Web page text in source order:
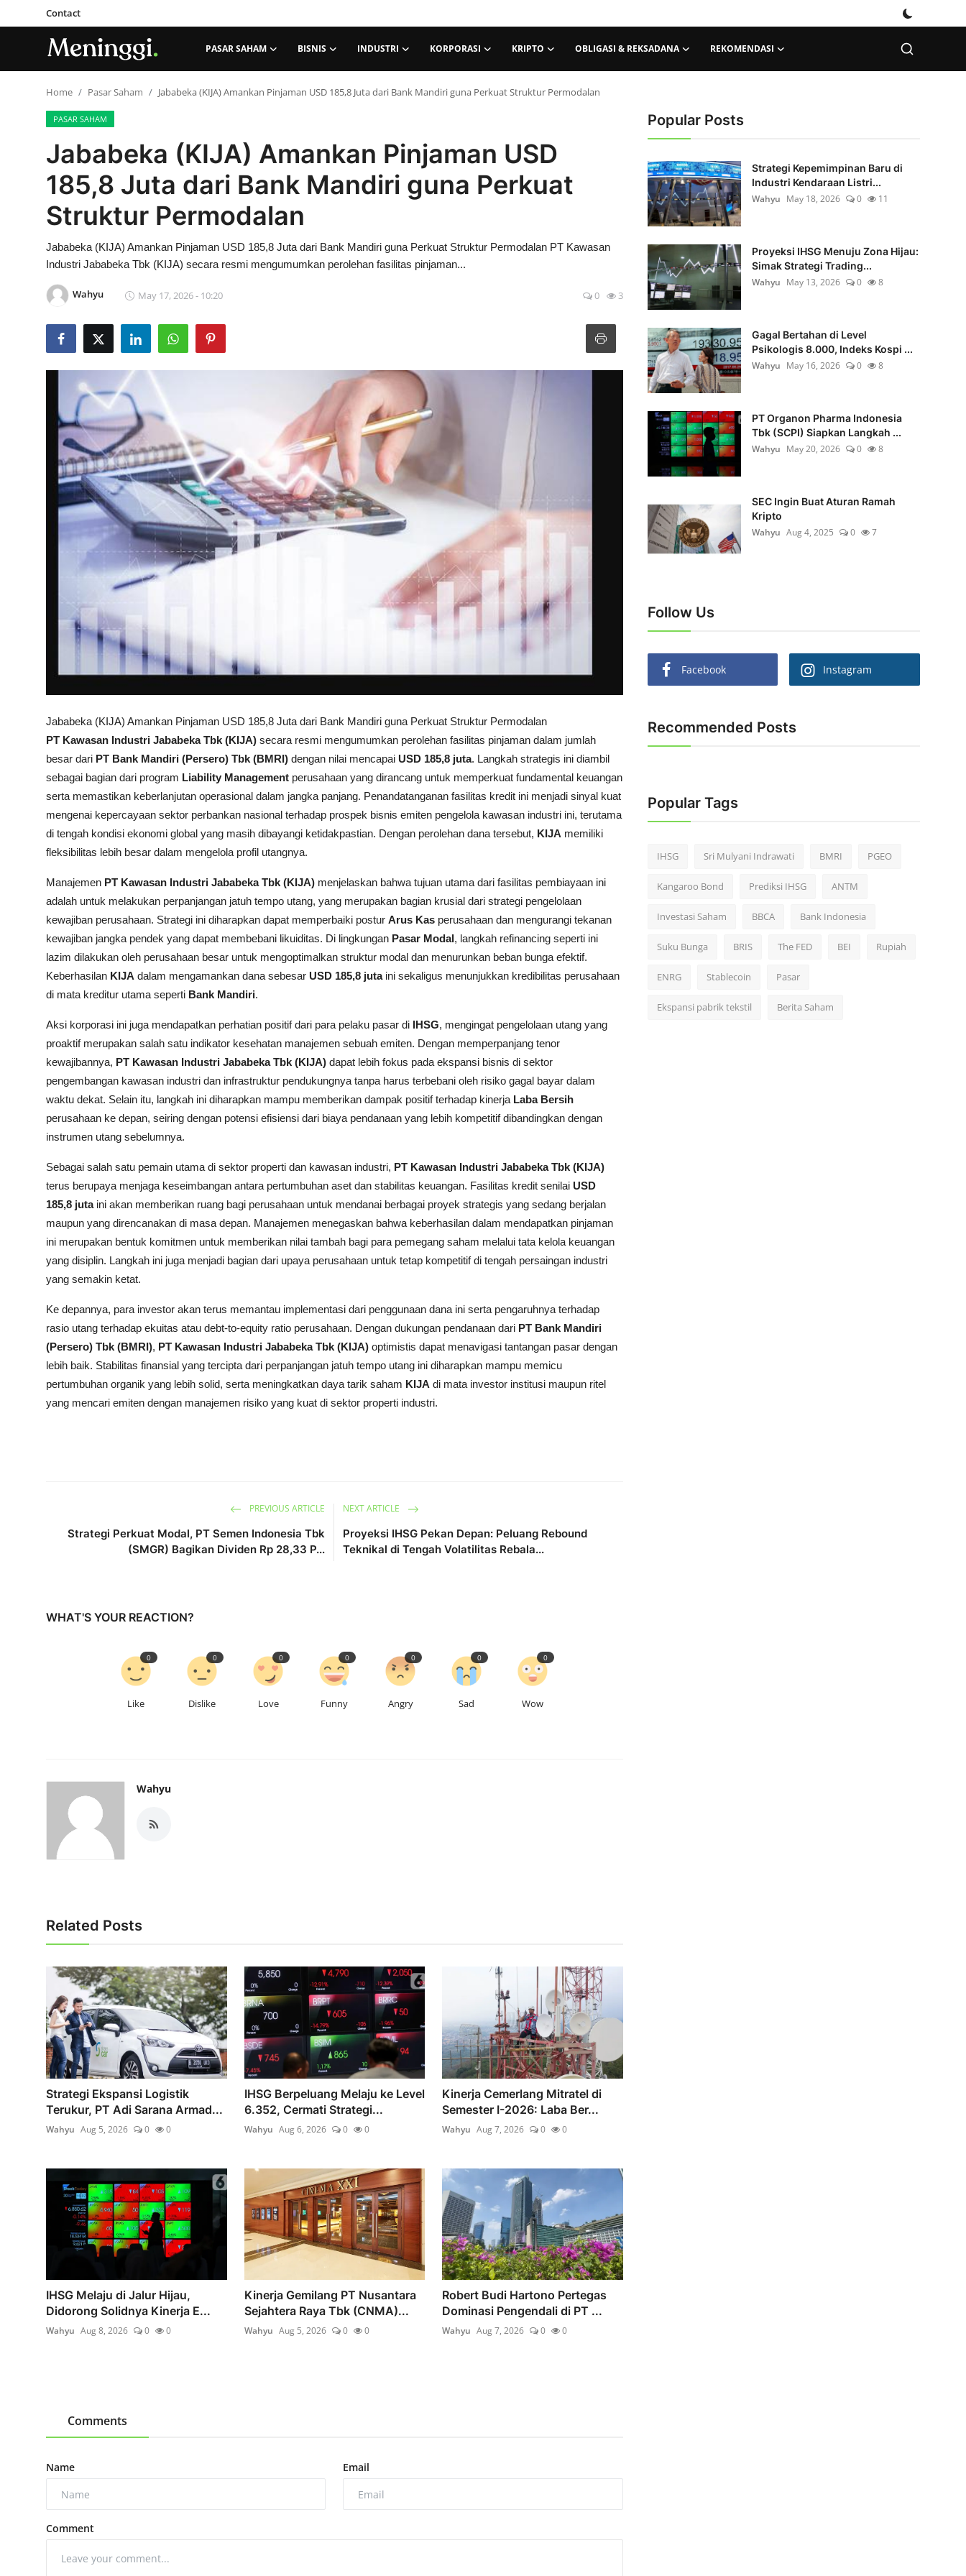
Contact
PASAR SAHAM BISNIS INDUSTRI KORPORASI KRIPTO OBLIGASI & REKSADANA REKOMENDASI
Contact
Pasar Saham
Obligasi & Reksadana
Rekomendasi
Home Pasar Saham Jababeka (KIJA) Amankan Pinjaman USD 185,8 Juta dari Bank Mandiri guna Perkuat Struktur Permodalan
PASAR SAHAM
Jababeka (KIJA) Amankan Pinjaman USD
185,8 Juta dari Bank Mandiri guna Perkuat
Struktur Permodalan
Jababeka (KIJA) Amankan Pinjaman USD 185,8 Juta dari Bank Mandiri guna Perkuat Struktur Permodalan PT Kawasan
Industri Jababeka Tbk (KIJA) secara resmi mengumumkan perolehan fasilitas pinjaman...
Wahyu May 17, 2026 - 10:20 0 3
Jababeka (KIJA) Amankan Pinjaman USD 185,8 Juta dari Bank Mandiri guna Perkuat Struktur Permodalan
PT Kawasan Industri Jababeka Tbk (KIJA) secara resmi mengumumkan perolehan fasilitas pinjaman dalam jumlah
besar dari PT Bank Mandiri (Persero) Tbk (BMRI) dengan nilai mencapai USD 185,8 juta. Langkah strategis ini diambil
sebagai bagian dari program Liability Management perusahaan yang dirancang untuk memperkuat fundamental keuangan
serta memastikan keberlanjutan operasional dalam jangka panjang. Penandatanganan fasilitas kredit ini menjadi sinyal kuat
mengenai kepercayaan sektor perbankan nasional terhadap prospek bisnis emiten pengelola kawasan industri ini, terutama
di tengah kondisi ekonomi global yang masih dibayangi ketidakpastian. Dengan perolehan dana tersebut, KIJA memiliki
fleksibilitas lebih besar dalam mengelola profil utangnya.
Manajemen PT Kawasan Industri Jababeka Tbk (KIJA) menjelaskan bahwa tujuan utama dari fasilitas pembiayaan ini
adalah untuk melakukan perpanjangan jatuh tempo utang, yang merupakan bagian krusial dari strategi pengelolaan
kewajiban perusahaan. Strategi ini diharapkan dapat memperbaiki postur Arus Kas perusahaan dan mengurangi tekanan
kewajiban jangka pendek yang dapat membebani likuiditas. Di lingkungan Pasar Modal, langkah refinancing seperti ini
lazim dilakukan oleh perusahaan besar untuk mengoptimalkan struktur modal dan menurunkan beban bunga efektif.
Keberhasilan KIJA dalam mengamankan dana sebesar USD 185,8 jutaini sekaligus menunjukkan kredibilitas perusahaan
di mata kreditur utama seperti Bank Mandiri.
Aksi korporasi ini juga mendapatkan perhatian positif dari para pelaku pasar di IHSG, mengingat pengelolaan utang yang
proaktif merupakan salah satu indikator kesehatan manajemen sebuah emiten. Dengan memperpanjang tenor
kewajibannya, PT Kawasan Industri Jababeka Tbk (KIJA) dapat lebih fokus pada ekspansi bisnis di sektor
pengembangan kawasan industri dan infrastruktur pendukungnya tanpa harus terbebani oleh risiko gagal bayar dalam
waktu dekat. Selain itu, langkah ini diharapkan mampu memberikan dampak positif terhadap kinerja Laba Bersih
perusahaan ke depan, seiring dengan potensi efisiensi dari biaya pendanaan yang lebih kompetitif dibandingkan dengan
instrumen utang sebelumnya.
Sebagai salah satu pemain utama di sektor properti dan kawasan industri, PT Kawasan Industri Jababeka Tbk (KIJA)
terus berupaya menjaga keseimbangan antara pertumbuhan aset dan stabilitas keuangan. Fasilitas kredit senilai USD
185,8 jutaini akan memberikan ruang bagi perusahaan untuk mendanai berbagai proyek strategis yang sedang berjalan
maupun yang direncanakan di masa depan. Manajemen menegaskan bahwa keberhasilan dalam mendapatkan pinjaman
ini merupakan bentuk komitmen untuk memberikan nilai tambah bagi para pemegang saham melalui tata kelola keuangan
yang disiplin. Langkah ini juga menjadi bagian dari upaya perusahaan untuk tetap kompetitif di tengah persaingan industri
yang semakin ketat.
Ke depannya, para investor akan terus memantau implementasi dari penggunaan dana ini serta pengaruhnya terhadap
rasio utang terhadap ekuitas atau debt-to-equity ratio perusahaan. Dengan dukungan pendanaan dari PT Bank Mandiri
(Persero) Tbk (BMRI), PT Kawasan Industri Jababeka Tbk (KIJA) optimistis dapat menavigasi tantangan pasar dengan
lebih baik. Stabilitas finansial yang tercipta dari perpanjangan jatuh tempo utang ini diharapkan mampu memicu
pertumbuhan organik yang lebih solid, serta meningkatkan daya tarik saham KIJA di mata investor institusi maupun ritel
yang mencari emiten dengan manajemen risiko yang kuat di sektor properti industri.
PREVIOUS ARTICLE
Strategi Perkuat Modal, PT Semen Indonesia Tbk
(SMGR) Bagikan Dividen Rp 28,33 P...
NEXT ARTICLE
Proyeksi IHSG Pekan Depan: Peluang Rebound
Teknikal di Tengah Volatilitas Rebala...
WHAT'S YOUR REACTION?
Like
0
Dislike
0
Love
0
Funny
0
Angry
0
Sad
0
Wow
0
Wahyu
Related Posts
Strategi Ekspansi Logistik
Terukur, PT Adi Sarana Armad...
Wahyu Aug 5, 2026 0 0
IHSG Berpeluang Melaju ke Level
6.352, Cermati Strategi...
Wahyu Aug 6, 2026 0 0
Kinerja Cemerlang Mitratel di
Semester I-2026: Laba Ber...
Wahyu Aug 7, 2026 0 0
IHSG Melaju di Jalur Hijau,
Didorong Solidnya Kinerja E...
Wahyu Aug 8, 2026 0 0
Kinerja Gemilang PT Nusantara
Sejahtera Raya Tbk (CNMA)...
Wahyu Aug 5, 2026 0 0
Robert Budi Hartono Pertegas
Dominasi Pengendali di PT ...
Wahyu Aug 7, 2026 0 0
Comments
Name Email
Comment
Popular Posts
Strategi Kepemimpinan Baru di
Industri Kendaraan Listri...
Wahyu May 18, 2026 0 11
Proyeksi IHSG Menuju Zona Hijau:
Simak Strategi Trading...
Wahyu May 13, 2026 0 8
Gagal Bertahan di Level
Psikologis 8.000, Indeks Kospi ...
Wahyu May 16, 2026 0 8
PT Organon Pharma Indonesia
Tbk (SCPI) Siapkan Langkah ...
Wahyu May 20, 2026 0 8
SEC Ingin Buat Aturan Ramah
Kripto
Wahyu Aug 4, 2025 0 7
Follow Us
Facebook Instagram
Recommended Posts
Popular Tags
IHSG Sri Mulyani Indrawati BMRI PGEO
Kangaroo Bond Prediksi IHSG ANTM
Investasi Saham BBCA Bank Indonesia
Suku Bunga BRIS The FED BEI Rupiah
ENRG Stablecoin Pasar
Ekspansi pabrik tekstil Berita Saham